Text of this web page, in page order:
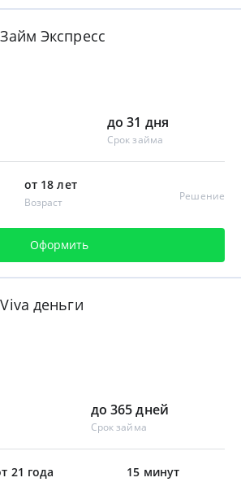
Экспресс
до 31 дня
Срок займа
от 18 лет
Возраст Решение
Оформить
деньги
до 365 дней
Срок займа
21 года 15 минут